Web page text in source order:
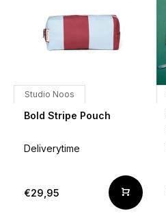
Studio Noos
Bold Stripe Pouch
Deliverytime
€29,95